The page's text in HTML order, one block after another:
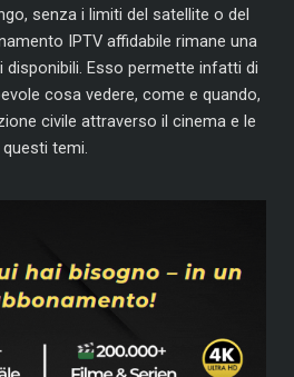
senza i limiti del satellite o del
IPTV affidabile rimane una
disponibili. Esso permette infatti di
cosa vedere, come e quando,
civile attraverso il cinema e le
temi.